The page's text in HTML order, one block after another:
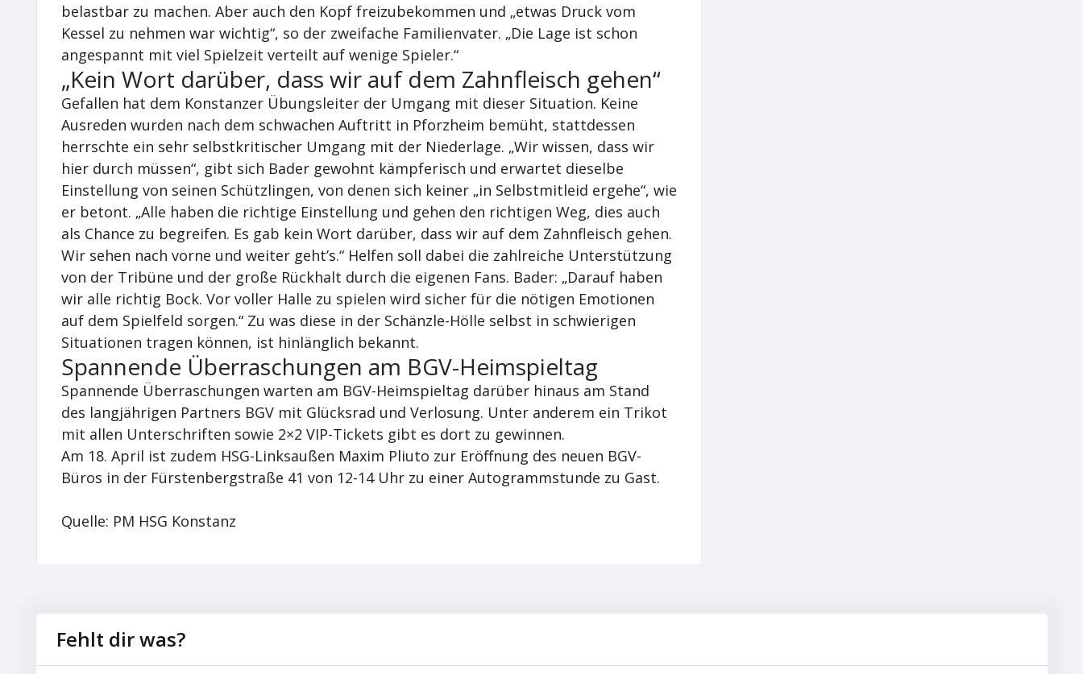
belastbar zu machen. Aber auch den Kopf freizubekommen und „etwas Druck vom
Kessel zu nehmen war wichtig“, so der zweifache Familienvater. „Die Lage ist schon
angespannt mit viel Spielzeit verteilt auf wenige Spieler.“
„Kein Wort darüber, dass wir auf dem Zahnfleisch gehen“
Gefallen hat dem Konstanzer Übungsleiter der Umgang mit dieser Situation. Keine
Ausreden wurden nach dem schwachen Auftritt in Pforzheim bemüht, stattdessen
herrschte ein sehr selbstkritischer Umgang mit der Niederlage. „Wir wissen, dass wir
hier durch müssen“, gibt sich Bader gewohnt kämpferisch und erwartet dieselbe
Einstellung von seinen Schützlingen, von denen sich keiner „in Selbstmitleid ergehe“, wie
er betont. „Alle haben die richtige Einstellung und gehen den richtigen Weg, dies auch
als Chance zu begreifen. Es gab kein Wort darüber, dass wir auf dem Zahnfleisch gehen.
Wir sehen nach vorne und weiter geht’s.“ Helfen soll dabei die zahlreiche Unterstützung
von der Tribüne und der große Rückhalt durch die eigenen Fans. Bader: „Darauf haben
wir alle richtig Bock. Vor voller Halle zu spielen wird sicher für die nötigen Emotionen
auf dem Spielfeld sorgen.“ Zu was diese in der Schänzle-Hölle selbst in schwierigen
Situationen tragen können, ist hinlänglich bekannt.
Spannende Überraschungen am BGV-Heimspieltag
Spannende Überraschungen warten am BGV-Heimspieltag darüber hinaus am Stand
des langjährigen Partners BGV mit Glücksrad und Verlosung. Unter anderem ein Trikot
mit allen Unterschriften sowie 2×2 VIP-Tickets gibt es dort zu gewinnen.
Am 18. April ist zudem HSG-Linksaußen Maxim Pliuto zur Eröffnung des neuen BGV-
Büros in der Fürstenbergstraße 41 von 12-14 Uhr zu einer Autogrammstunde zu Gast.
Quelle: PM HSG Konstanz
Fehlt dir was?